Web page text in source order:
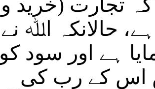
تجارت (خرید و
حالانکہ اﷲ نے
ہے اور سود کو
اس کے رب کی